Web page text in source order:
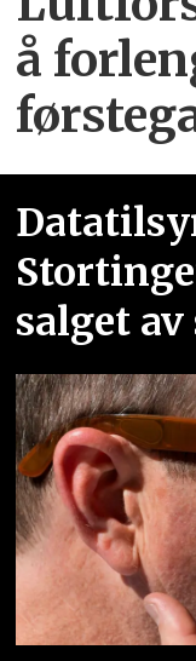
å
salget